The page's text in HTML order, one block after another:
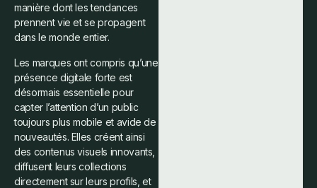
manière dont les tendances
prennent vie et se propagent
dans le monde entier.
Les marques ont compris qu’une
présence digitale forte est
désormais essentielle pour
capter l’attention d’un public
toujours plus mobile et avide de
nouveautés. Elles créent ainsi
des contenus visuels innovants,
diffusent leurs collections
directement sur leurs profils, et